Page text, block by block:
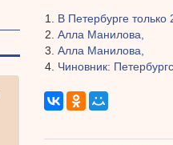
В Петербурге
Алла Манилова,
Алла Манилова,
Чиновник: